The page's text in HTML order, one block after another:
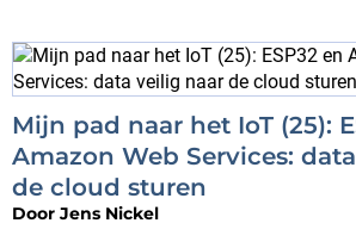
Mijn pad naar het IoT (25):
Amazon Web Services:
de cloud sturen
Door Jens Nickel